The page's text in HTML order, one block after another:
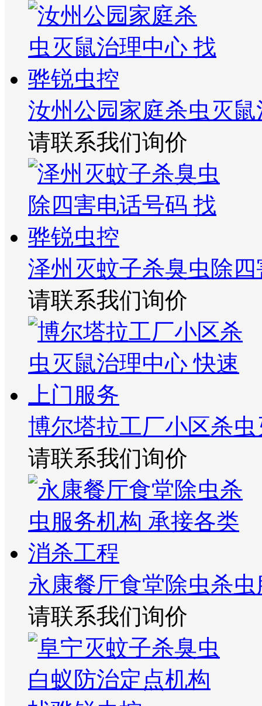
汝州公园家庭杀虫灭
请联系我们询价
泽州灭蚊子杀臭虫除
请联系我们询价
博尔塔拉工厂小区杀
请联系我们询价
永康餐厅食堂除虫杀
请联系我们询价